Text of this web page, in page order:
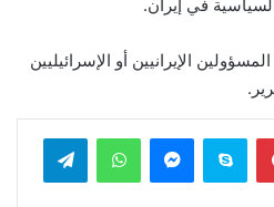
في إيران.
الإيرانيين أو الإسرائيليين
بينتيريستسكايب ماسنجر واتساب تيلقرام